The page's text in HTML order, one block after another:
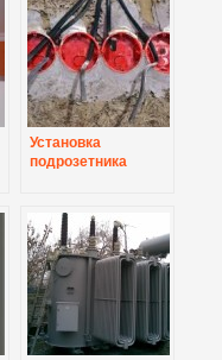
Установка
подрозетника